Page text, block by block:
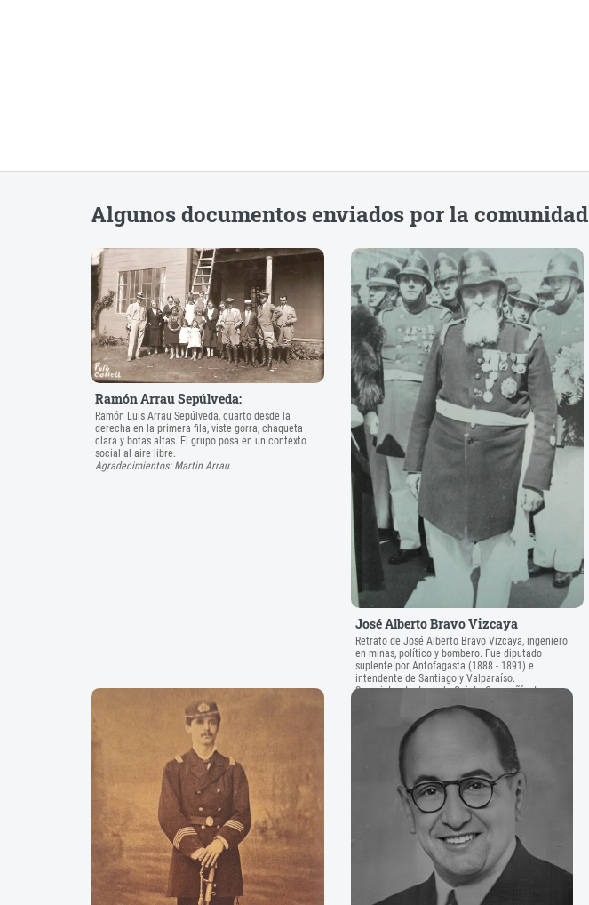
Algunos documentos enviados por la comunidad
Ramón Arrau Sepúlveda:
Ramón Luis Arrau Sepúlveda, cuarto desde la
derecha en la primera fila, viste gorra, chaqueta
clara y botas altas. El grupo posa en un contexto
social al aire libre.
Agradecimientos: Martin Arrau.
José Alberto Bravo Vizcaya
Retrato de José Alberto Bravo Vizcaya, ingeniero
en minas, político y bombero. Fue diputado
suplente por Antofagasta (1888 - 1891) e
intendente de Santiago y Valparaíso.
Superintendente de la Quinta Compañía de
Bomberos de Santiago, "Bomba Arturo Prat".
Agradecimientos: Felipe Briceño.